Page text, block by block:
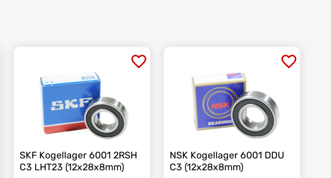
SKF Kogellager 6001 2RSH
C3 LHT23 (12x28x8mm)
NSK Kogellager 6001 DDU
C3 (12x28x8mm)